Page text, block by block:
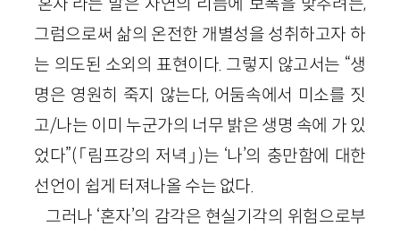
그럼으로써 삶의 온전한 개별성을 성취하고자 하
는 의도된 소외의 표현이다. 그렇지 않고서는 “생
명은 영원히 죽지 않는다, 어둠속에서 미소를 짓
고/나는 이미 누군가의 너무 밝은 생명 속에 가 있
었다”(「림프강의 저녁」)는 ‘나’의 충만함에 대한
선언이 쉽게 터져나올 수는 없다.
그러나 ‘혼자’의 감각은 현실기각의 위험으로부